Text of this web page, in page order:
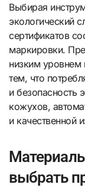
Выбирая
экологический
сертификатов
маркировки.
низким
тем, что
и безопасность
кожухов,
и качественной
выбрать